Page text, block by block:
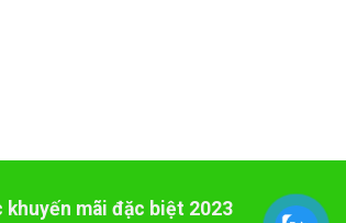
khuyến mãi đặc biệt 2023